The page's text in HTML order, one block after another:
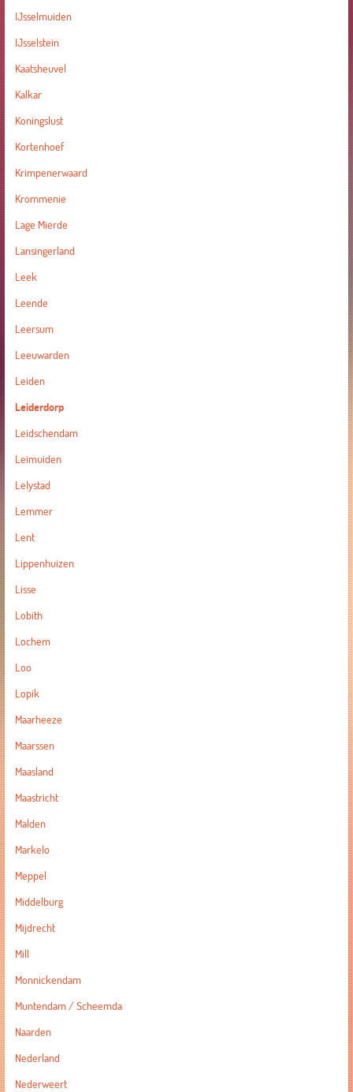
IJsselmuiden
IJsselstein
Kaatsheuvel
Kalkar
Koningslust
Kortenhoef
Krimpenerwaard
Krommenie
Lage Mierde
Lansingerland
Leek
Leende
Leersum
Leeuwarden
Leiden
Leiderdorp
Leidschendam
Leimuiden
Lelystad
Lemmer
Lent
Lippenhuizen
Lisse
Lobith
Lochem
Loo
Lopik
Maarheeze
Maarssen
Maasland
Maastricht
Malden
Markelo
Meppel
Middelburg
Mijdrecht
Mill
Monnickendam
Muntendam / Scheemda
Naarden
Nederland
Nederweert